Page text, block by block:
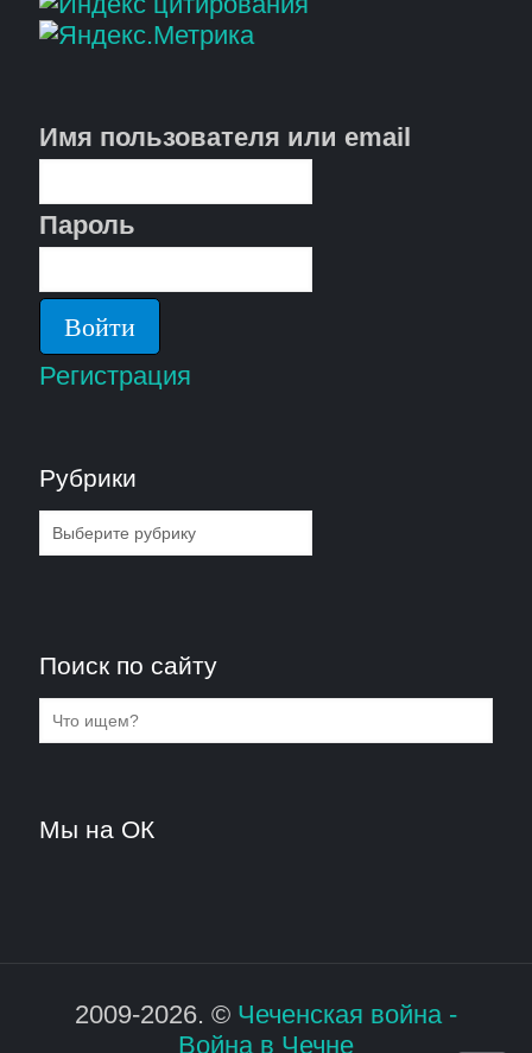
Имя пользователя или email
Пароль
Регистрация
Рубрики
Рубрики
Поиск по сайту
Мы на ОК
2009-2026. © Чеченская война -
Война в Чечне